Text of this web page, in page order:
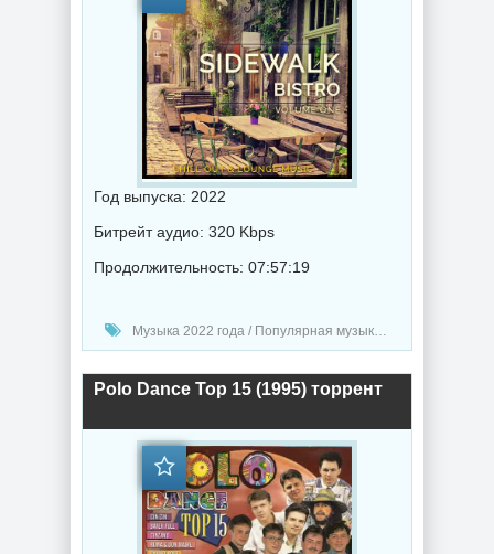
Год выпуска: 2022
Битрейт аудио: 320 Kbps
Продолжительность: 07:57:19
Музыка 2022 года / Популярная музыка / Музыка VA / Chillout music
Polo Dance Top 15 (1995) торрент